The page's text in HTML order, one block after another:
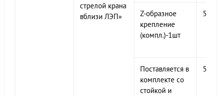
стрелой крана
вблизи ЛЭП»
Z-образное
крепление
(компл.)-1шт
Поставляется в
комплекте со
стойкой и